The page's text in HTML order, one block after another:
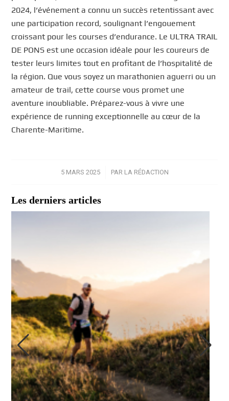
2024, l’événement a connu un succès retentissant avec
une participation record, soulignant l’engouement
croissant pour les courses d’endurance. Le ULTRA TRAIL
DE PONS est une occasion idéale pour les coureurs de
tester leurs limites tout en profitant de l’hospitalité de
la région. Que vous soyez un marathonien aguerri ou un
amateur de trail, cette course vous promet une
aventure inoubliable. Préparez-vous à vivre une
expérience de running exceptionnelle au cœur de la
Charente-Maritime.
5 MARS 2025
/ PAR LA RÉDACTION
Les derniers articles